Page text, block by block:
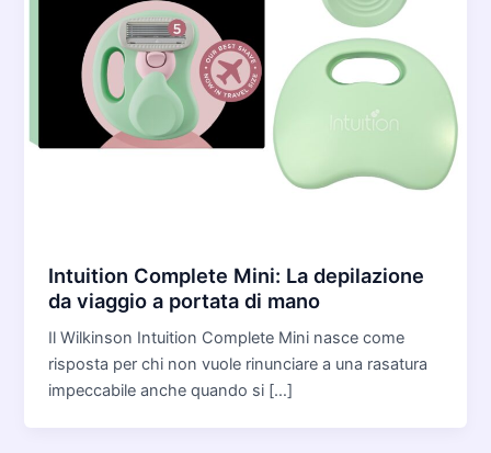
Intuition Complete Mini: La depilazione
da viaggio a portata di mano
Il Wilkinson Intuition Complete Mini nasce come
risposta per chi non vuole rinunciare a una rasatura
impeccabile anche quando si […]